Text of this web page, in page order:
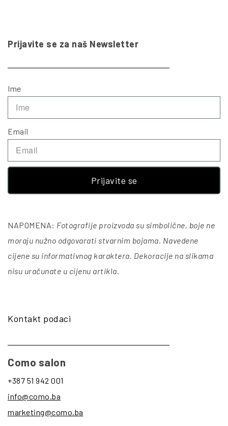
Prijavite se za naš Newsletter
Ime
Email
Prijavite se
NAPOMENA: Fotografije proizvoda su simbolične, boje ne
moraju nužno odgovarati stvarnim bojama. Navedene
cijene su informativnog karaktera. Dekoracije na slikama
nisu uračunate u cijenu artikla.
Kontakt podaci
Como salon
+387 51 942 001
info@como.ba
marketing@como.ba